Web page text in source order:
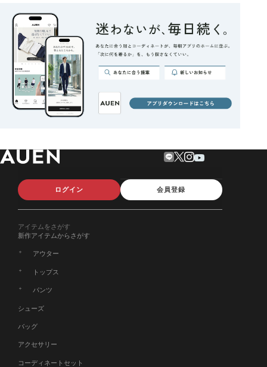
ログイン 会員登録
アイテムをさがす
新作アイテムからさがす
アウター
トップス
パンツ
シューズ
バッグ
アクセサリー
コーディネートセット